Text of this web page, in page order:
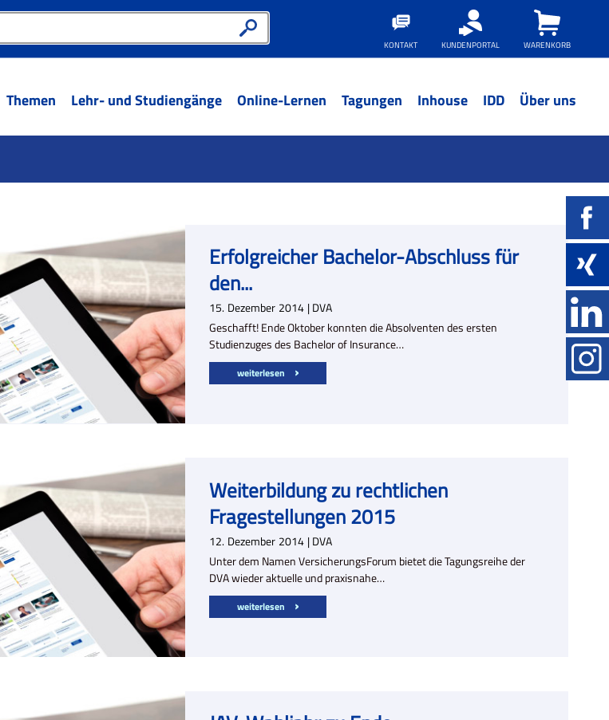
KONTAKT KUNDENPORTAL WARENKORB
Themen Lehr- und Studiengänge Online-Lernen Tagungen Inhouse IDD Über uns
Erfolgreicher Bachelor-Abschluss für
den...
15. Dezember 2014 | DVA
Geschafft! Ende Oktober konnten die Absolventen des ersten
Studienzuges des Bachelor of Insurance…
weiterlesen
Weiterbildung zu rechtlichen
Fragestellungen 2015
12. Dezember 2014 | DVA
Unter dem Namen VersicherungsForum bietet die Tagungsreihe der
DVA wieder aktuelle und praxisnahe…
weiterlesen